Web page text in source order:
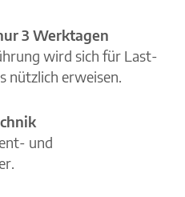
3 Werktagen
wird sich für Last-
nützlich erweisen.
und